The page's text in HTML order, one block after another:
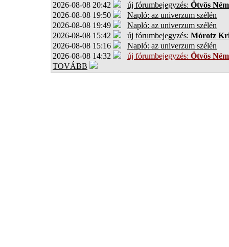
2026-08-08 20:42 új fórumbejegyzés: Ötvös
2026-08-08 19:50
Napló: az univerzum szélén
2026-08-08 19:49
Napló: az univerzum szélén
2026-08-08 15:42
új fórumbejegyzés: Mórotz
2026-08-08 15:16
Napló: az univerzum szélén
2026-08-08 14:32
új fórumbejegyzés: Ötvös
TOVÁBB